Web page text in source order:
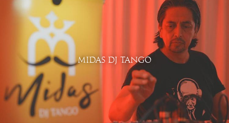
MIDAS DJ TANGO